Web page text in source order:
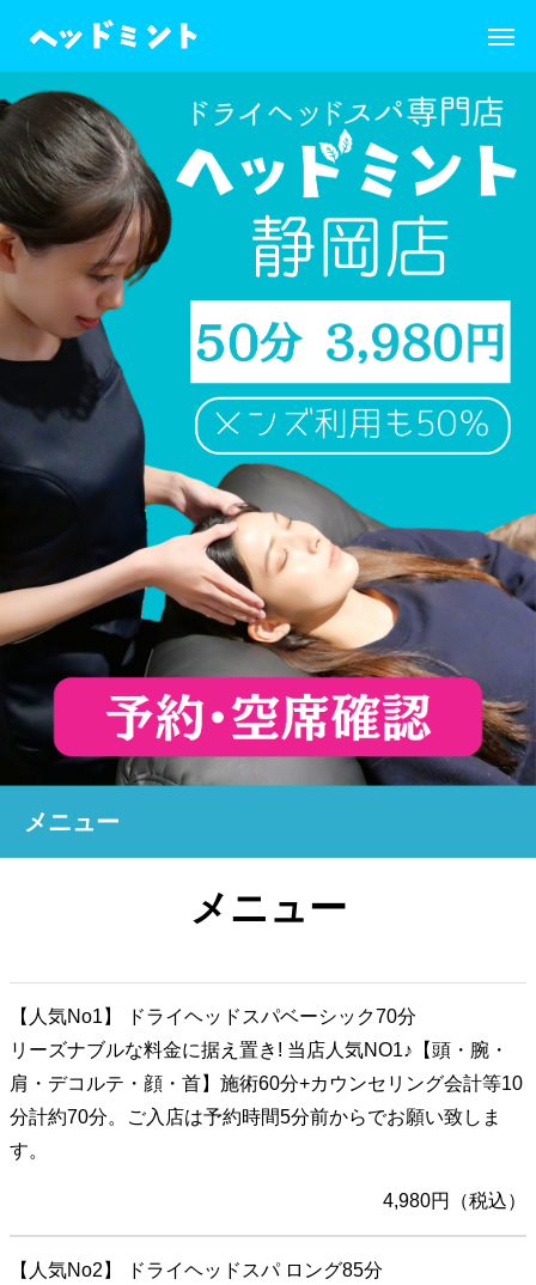
メニュー
メニュー
【人気No1】 ドライヘッドスパベーシック70分
リーズナブルな料金に据え置き! 当店人気NO1♪【頭・腕・
肩・デコルテ・顔・首】施術60分+カウンセリング会計等10
分計約70分。ご入店は予約時間5分前からでお願い致しま
す。
4,980円（税込）
【人気No2】 ドライヘッドスパ ロング85分